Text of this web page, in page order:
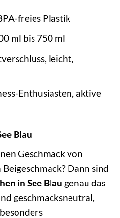
freies Plastik
ml bis 750 ml
leicht,
Enthusiasten, aktive
Blau
Geschmack von
Dann sind
in See Blau genau das
geschmacksneutral,